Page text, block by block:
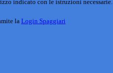
indicato con le istruzioni necessarie.
la Login Spaggiari